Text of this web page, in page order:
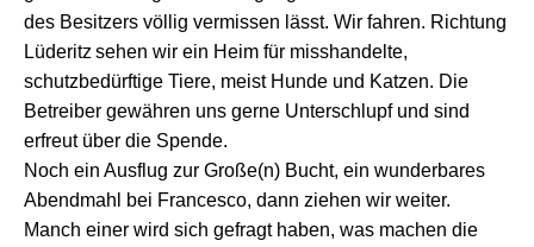
des Besitzers völlig vermissen lässt. Wir fahren. Richtung
Lüderitz sehen wir ein Heim für misshandelte,
schutzbedürftige Tiere, meist Hunde und Katzen. Die
Betreiber gewähren uns gerne Unterschlupf und sind
erfreut über die Spende.
Noch ein Ausflug zur Große(n) Bucht, ein wunderbares
Abendmahl bei Francesco, dann ziehen wir weiter.
Manch einer wird sich gefragt haben, was machen die